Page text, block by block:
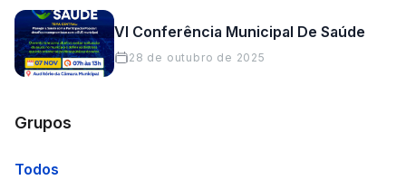
VI Conferência Municipal De Saúde
28 de outubro de 2025
Grupos
Todos